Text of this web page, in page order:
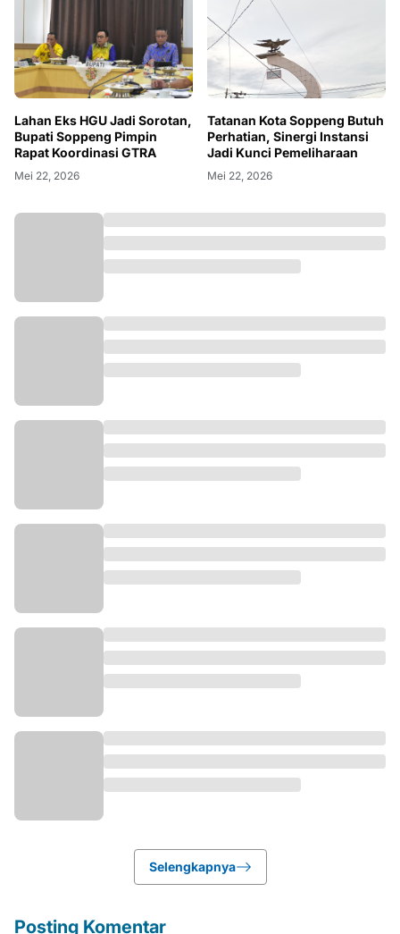
Lahan Eks HGU Jadi Sorotan,
Bupati Soppeng Pimpin
Rapat Koordinasi GTRA
Mei 22, 2026
Tatanan Kota Soppeng Butuh
Perhatian, Sinergi Instansi
Jadi Kunci Pemeliharaan
Mei 22, 2026
Selengkapnya
Posting Komentar